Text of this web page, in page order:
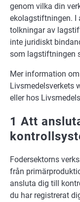
genom vilka din
ekolagstiftningen. I
tolkningar av
inte juridiskt
som lagstiftningen
Mer information
Livsmedelsverkets
eller hos
1 Att
Fodersektorns
från
ansluta dig till
du har registrerat